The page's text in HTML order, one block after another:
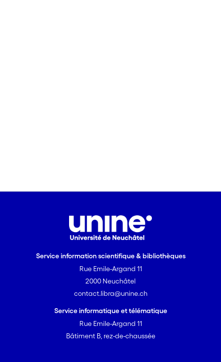
Service information scientifique & bibliothèques
Rue Emile-Argand 11
2000 Neuchâtel
contact.libra@unine.ch
Service informatique et télématique
Rue Emile-Argand 11
Bâtiment B, rez-de-chaussée